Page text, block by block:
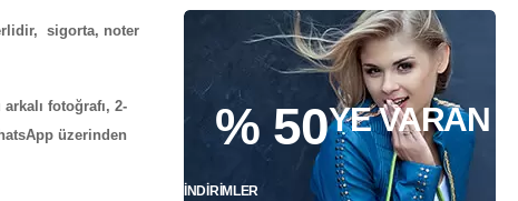
% 50YE VARAN
İNDIRIMLER
sigorta, noter
fotoğrafı, 2-
üzerinden